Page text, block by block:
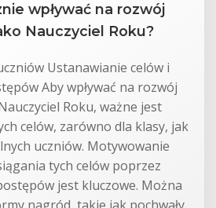
wpływać na rozwój
Nauczyciel Roku?
Ustanawianie celów i
Aby wpływać na rozwój
Roku, ważne jest
celów, zarówno dla klasy, jak
uczniów. Motywowanie
tych celów poprzez
jest kluczowe. Można